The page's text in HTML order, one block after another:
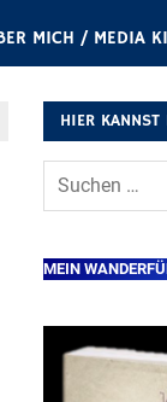
MICH / MEDIA
HIER
MEIN